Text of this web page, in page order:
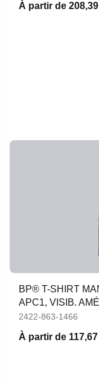
À partir de
BP® T-SHIRT
APC1, VISIB.
2422-863-1466
À partir de